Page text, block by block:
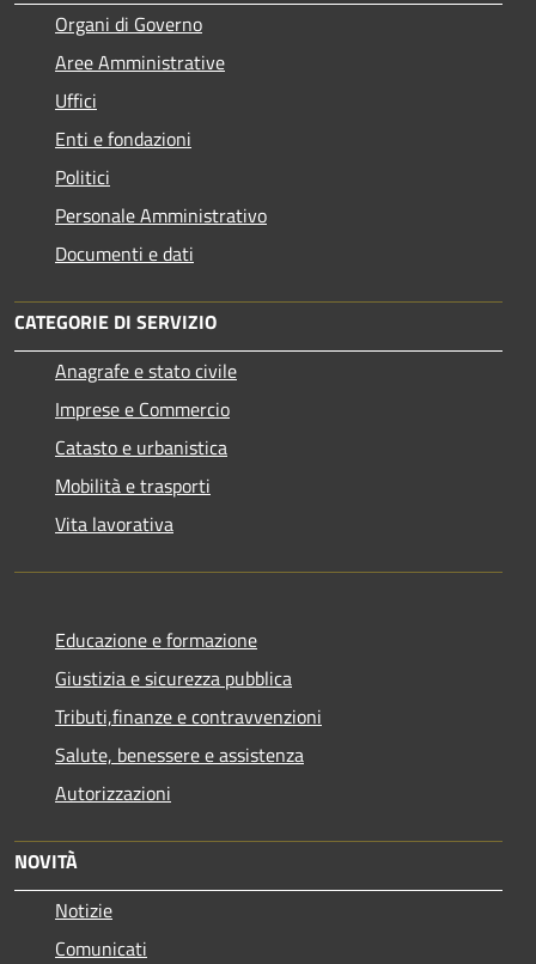
Organi di Governo
Aree Amministrative
Uffici
Enti e fondazioni
Politici
Personale Amministrativo
Documenti e dati
CATEGORIE DI SERVIZIO
Anagrafe e stato civile
Imprese e Commercio
Catasto e urbanistica
Mobilità e trasporti
Vita lavorativa
Educazione e formazione
Giustizia e sicurezza pubblica
Tributi,finanze e contravvenzioni
Salute, benessere e assistenza
Autorizzazioni
NOVITÀ
Notizie
Comunicati